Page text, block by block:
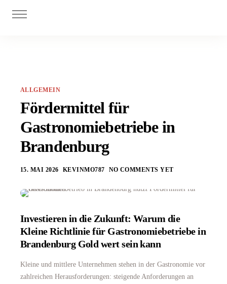
Blog
ALLGEMEIN
Fördermittel für
Gastronomiebetriebe in
Brandenburg
15. MAI 2026 KEVINMO787 NO COMMENTS YET
Investieren in die Zukunft: Warum die
Kleine Richtlinie für Gastronomiebetriebe in
Brandenburg Gold wert sein kann
Kleine und mittlere Unternehmen stehen in der Gastronomie vor
zahlreichen Herausforderungen: steigende Anforderungen an